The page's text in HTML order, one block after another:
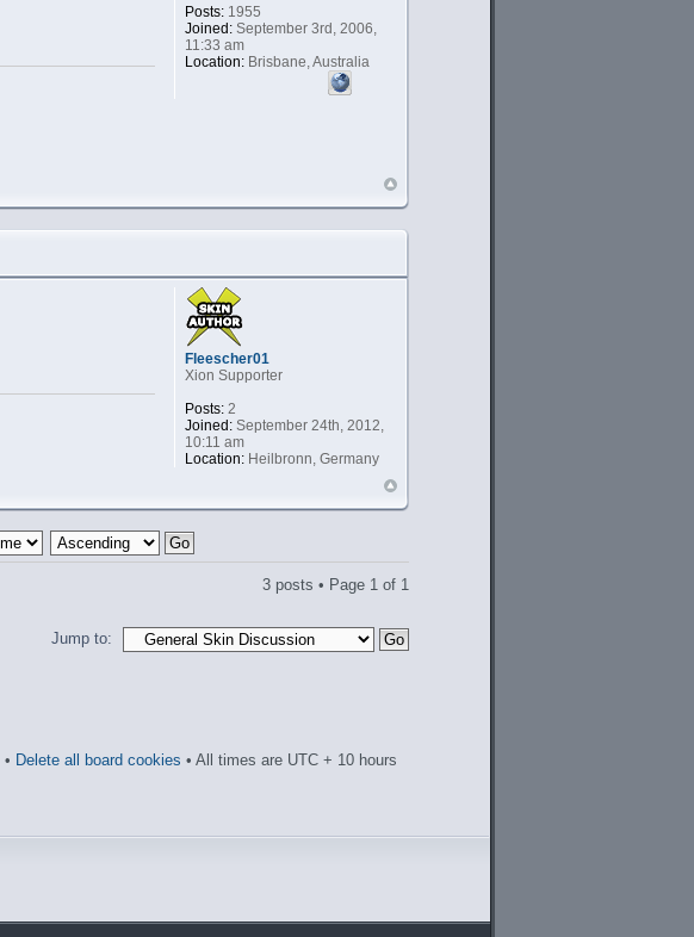
Posts:1955
Joined:September 3rd, 2006,
11:33 am
Location:Brisbane, Australia
Fleescher01
Xion Supporter
Posts:2
Joined:September 24th, 2012,
10:11 am
Location:Heilbronn, Germany
3 posts • Page 1 of 1
Jump to:
• Delete all board cookies • All times are UTC + 10 hours